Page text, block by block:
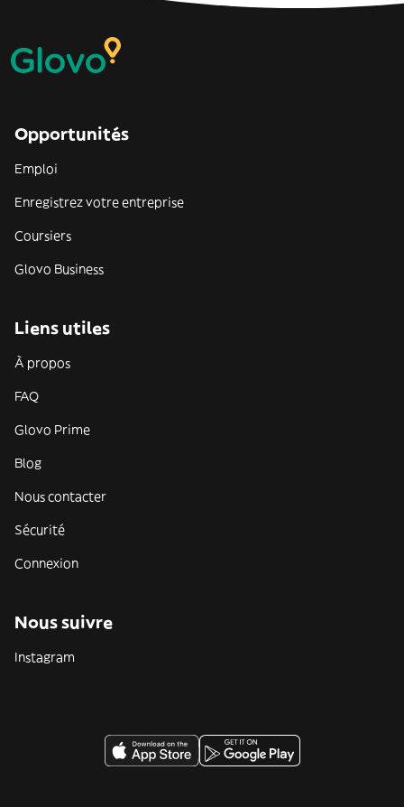
Opportunités
Emploi
Enregistrez votre entreprise
Coursiers
Glovo Business
Liens utiles
À propos
FAQ
Glovo Prime
Blog
Nous contacter
Sécurité
Connexion
Nous suivre
Instagram